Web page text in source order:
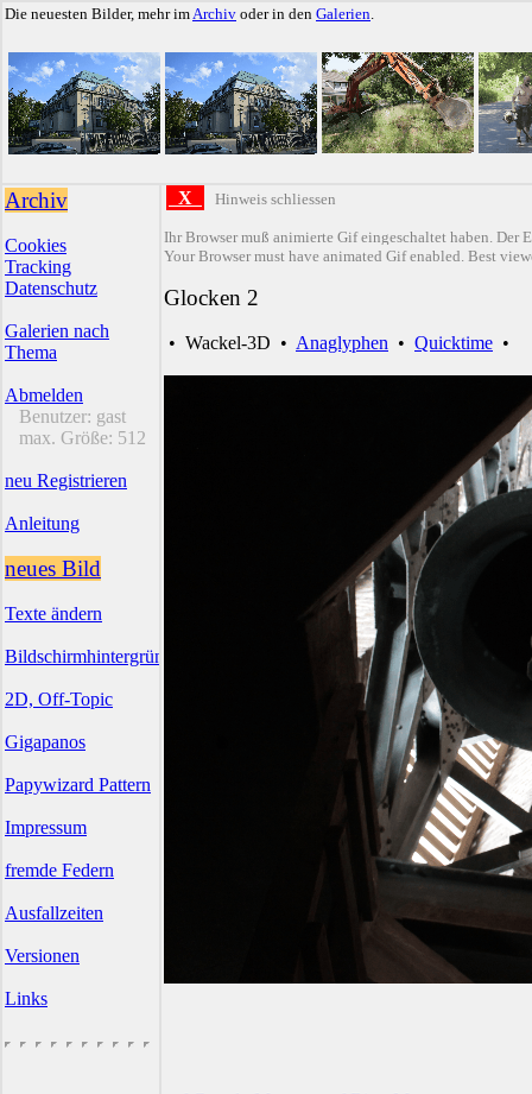
Die neuesten Bilder, mehr imArchiv oder in den Galerien.
Archiv
Cookies
Tracking
Datenschutz
Galerien nach
Thema
Abmelden
Benutzer: gast
max. Größe: 512
neu Registrieren
Anleitung
neues Bild
Texte ändern
Bildschirmhintergründe
2D, Off-Topic
Gigapanos
Papywizard Pattern
Impressum
fremde Federn
Ausfallzeiten
Versionen
Links
X Hinweis schliessen
Ihr Browser muß animierte Gif eingeschaltet haben. Der
Your Browser must have animated Gif enabled. Best
Glocken 2
• Wackel-3D • Anaglyphen • Quicktime •